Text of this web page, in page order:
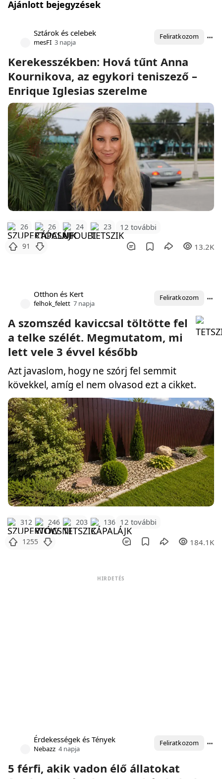
Ajánlott bejegyzések
Sztárok és celebek
mesFI 3 napja
Feliratkozom
Kerekesszékben: Hová tűnt Anna
Kournikova, az egykori teniszező –
Enrique Iglesias szerelme
26 26 24 23 12 további
91 13.2K
Otthon és Kert
felhok_felett 7 napja
Feliratkozom
A szomszéd kaviccsal töltötte fel
a telke szélét. Megmutatom, mi
lett vele 3 évvel később
Azt javaslom, hogy ne szórj fel semmit
kövekkel, amíg el nem olvasod ezt a cikket.
312 246 203 136 12 további
1255 184.1K
HIRDETÉS
Érdekességek és Tények
Nebazz 4 napja
Feliratkozom
5 férfi, akik vadon élő állatokat